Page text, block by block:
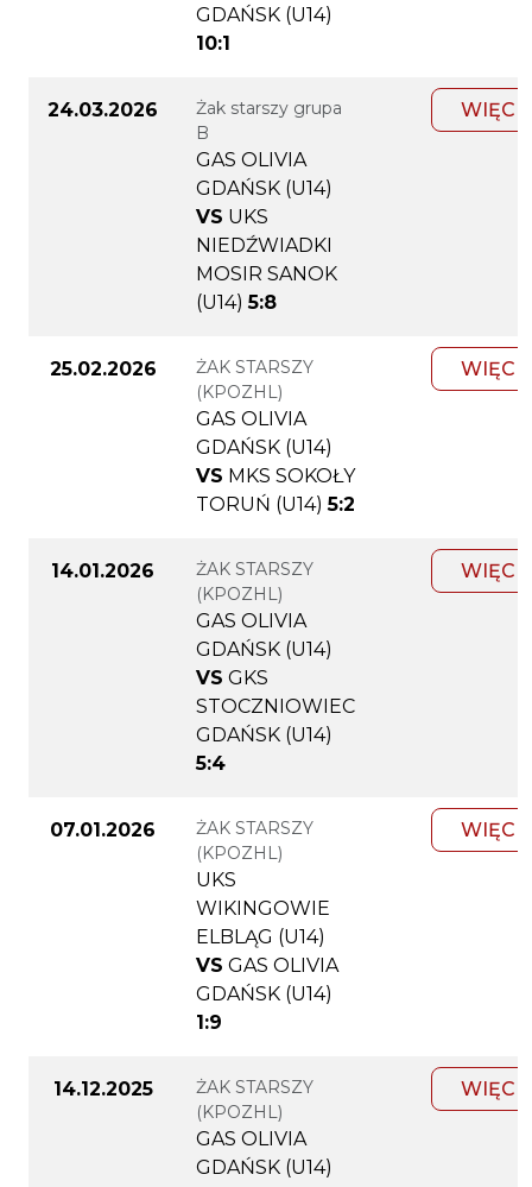
GDAŃSK (U14)
10:1
24.03.2026
Żak starszy grupa
B
GAS OLIVIA
GDAŃSK (U14)
VS UKS
NIEDŹWIADKI
MOSIR SANOK
(U14) 5:8
25.02.2026
ŻAK STARSZY
(KPOZHL)
GAS OLIVIA
GDAŃSK (U14)
VS MKS SOKOŁY
TORUŃ (U14) 5:2
14.01.2026
ŻAK STARSZY
(KPOZHL)
GAS OLIVIA
GDAŃSK (U14)
VS GKS
STOCZNIOWIEC
GDAŃSK (U14)
5:4
07.01.2026
ŻAK STARSZY
(KPOZHL)
UKS
WIKINGOWIE
ELBLĄG (U14)
VS GAS OLIVIA
GDAŃSK (U14)
1:9
14.12.2025
ŻAK STARSZY
(KPOZHL)
GAS OLIVIA
GDAŃSK (U14)